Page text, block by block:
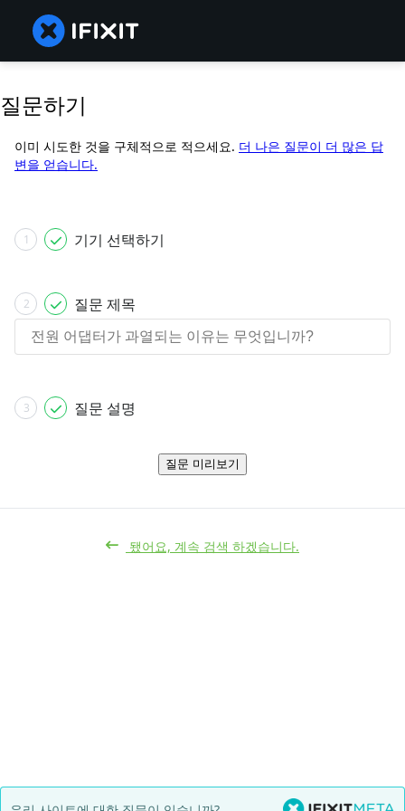
질문하기
이미 시도한 것을 구체적으로 적으세요. 더 나은 질문이 더 많은 답
변을 얻습니다.
1 기기 선택하기
2 질문 제목
3 질문 설명
질문 미리보기
됐어요, 계속 검색 하겠습니다.